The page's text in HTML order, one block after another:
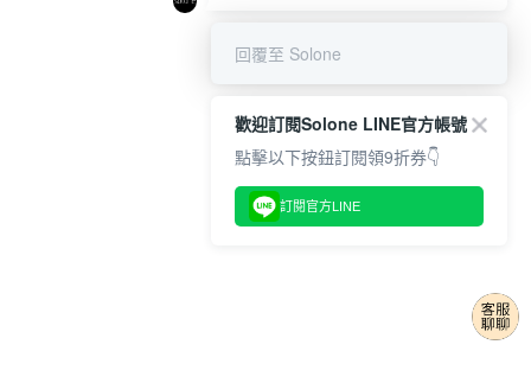
回覆至 Solone
歡迎訂閱Solone LINE官方帳號
點擊以下按鈕訂閱領9折券👇
訂閱官方LINE